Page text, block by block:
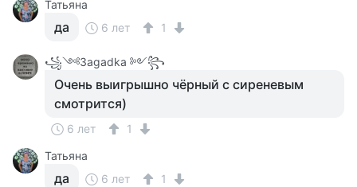
Татьяна
да 6 лет 1
꧁༺Зagadka ༻꧂
Очень выигрышно чёрный с сиреневым
смотрится)
6 лет
1
Татьяна
да 6 лет 1